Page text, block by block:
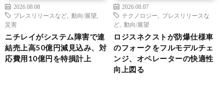
2026.08.08
プレスリリースなど
動向/展望
災害
ニチレイがシステム障害で連
結売上高50億円減見込み、対
応費用10億円を特損計上
2026.08.07
テクノロジー
プレスリリースな
ど
動向/展望
ロジスネクストが防爆仕様車
のフォークをフルモデルチェ
ンジ、オペレーターの快適性
向上図る